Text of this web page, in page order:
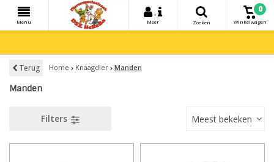
Menu
+
Meer
Zoeken
0
Winkelwagen
Terug Home Knaagdier Manden
Manden
Filters Meest bekeken